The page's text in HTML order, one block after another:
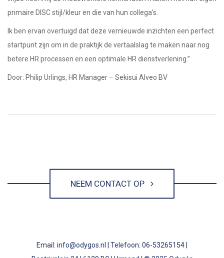
primaire DISC stijl/kleur en die van hun collega’s.
Ik ben ervan overtuigd dat deze vernieuwde inzichten een perfect
startpunt zijn om in de praktijk de vertaalslag te maken naar nog
betere HR processen en een optimale HR dienstverlening.”
Door: Philip Urlings, HR Manager – Sekisui Alveo BV
NEEM CONTACT OP
Email: info@odygos.nl | Telefoon: 06-53265154 |